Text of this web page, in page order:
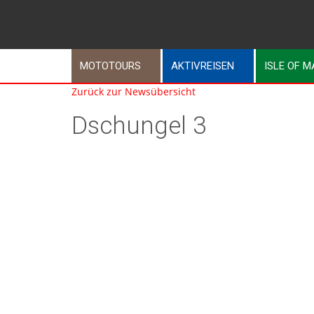
MOTOTOURS AKTIVREISEN ISLE OF
Zurück zur Newsübersicht
Dschungel 3